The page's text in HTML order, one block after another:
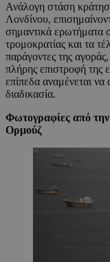
Ανάλογη στάση
Λονδίνου,
σημαντικά ερωτήματα
τρομοκρατίας και τα
παράγοντες της
πλήρης επιστροφή της
επίπεδα αναμένεται
διαδικασία.
Φωτογραφίες από
Ορμούζ